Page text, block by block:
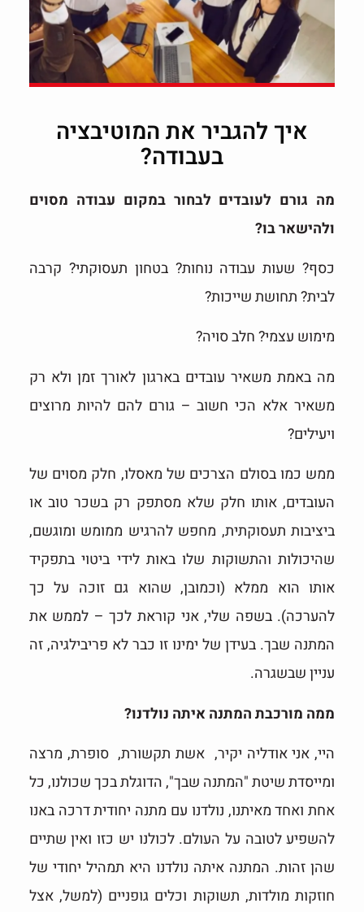
איך להגביר את המוטיבציה
בעבודה?
מה גורם לעובדים לבחור במקום עבודה מסוים
ולהישאר בו?
כסף? שעות עבודה נוחות? בטחון תעסוקתי? קרבה
לבית? תחושת שייכות?
מימוש עצמי? חלב סויה?
מה באמת משאיר עובדים בארגון לאורך זמן ולא רק
משאיר אלא הכי חשוב – גורם להם להיות מרוצים
ויעילים?
ממש כמו בסולם הצרכים של מאסלו, חלק מסוים של
העובדים, אותו חלק שלא מסתפק רק בשכר טוב או
ביציבות תעסוקתית, מחפש להרגיש ממומש ומוגשם,
שהיכולות והתשוקות שלו באות לידי ביטוי בתפקיד
אותו הוא ממלא (וכמובן, שהוא גם זוכה על כך
להערכה). בשפה שלי, אני קוראת לכך – לממש את
המתנה שבך. בעידן של ימינו זו כבר לא פריבילגיה, זה
עניין שבשגרה.
ממה מורכבת המתנה איתה נולדנו?
היי, אני אודליה יקיר, אשת תקשורת, סופרת, מרצה
ומייסדת שיטת "המתנה שבך", הדוגלת בכך שכולנו, כל
אחת ואחד מאיתנו, נולדנו עם מתנה יחודית דרכה באנו
להשפיע לטובה על העולם. לכולנו יש כזו ואין שתיים
שהן זהות. המתנה איתה נולדנו היא תמהיל יחודי של
חוזקות מולדות, תשוקות וכלים גופניים (למשל, אצל